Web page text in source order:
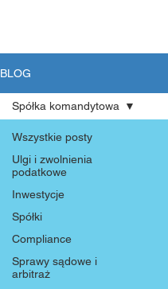
BLOG
Wszystkie posty
Ulgi i zwolnienia
podatkowe
Inwestycje
Spółki
Compliance
Sprawy sądowe i
arbitraż
Spółka komandytowa